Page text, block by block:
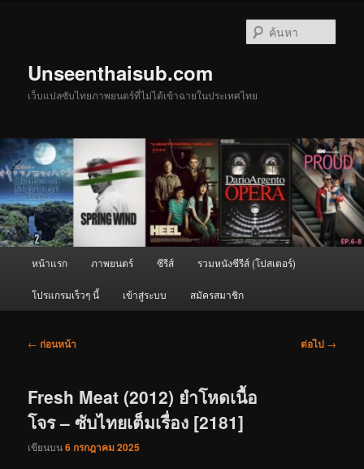
Unseenthaisub.com
เว็บแปลซับไทยภาพยนตร์ที่ไม่ได้เข้าฉายในประเทศไทย
หน้าแรก ภาพยนตร์ ซีรีส์ รวมหนังซีรีส์ (โปสเตอร์)
โปรแกรมเร็วๆ นี้ เข้าสู่ระบบ สมัครสมาชิก
เมนู
← ก่อนหน้า ต่อไป →
Fresh Meat (2012) ยำโหดเนื้อ
โจร – ซับไทยเต็มเรื่อง [2181]
เขียนบน6 กรกฎาคม 2025